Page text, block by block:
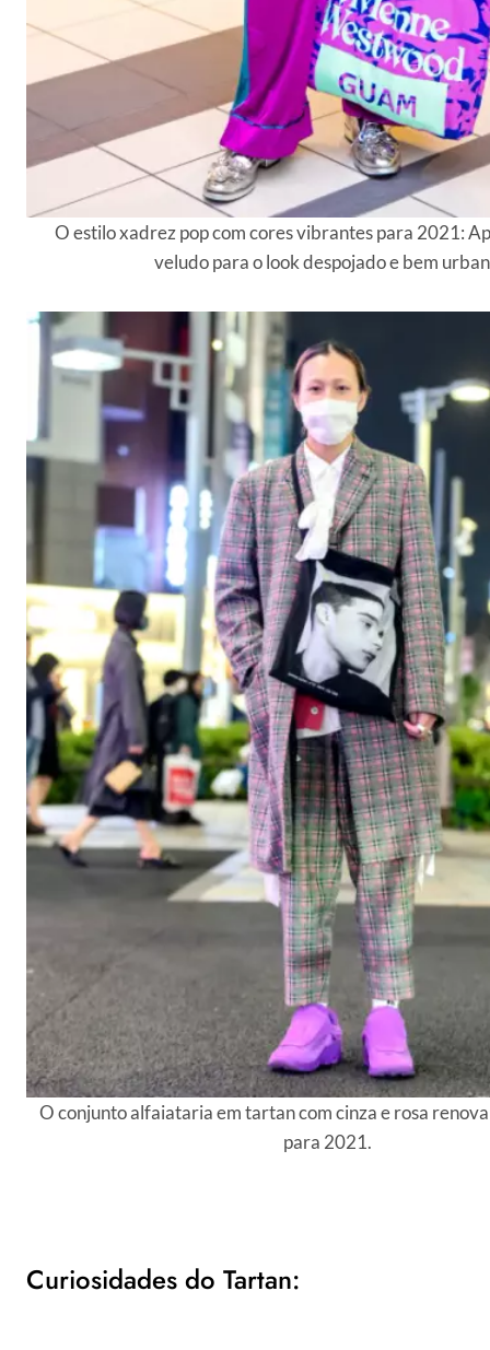
O estilo xadrez pop com cores vibrantes para 2021:
veludo para o look despojado e bem
O conjunto alfaiataria em tartan com cinza e rosa
para 2021.
Curiosidades do Tartan: